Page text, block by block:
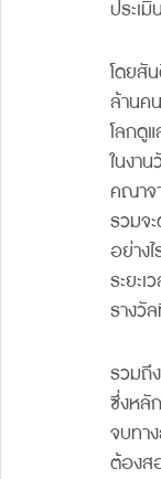
ประเ
โดยสั
ล้านค
โลกดู
ในงา
คณาจ
รวมจ
อย่าง
ระยะ
รางวั
รวมถึ
ซึ่งหลั
จบทา
ต้องส